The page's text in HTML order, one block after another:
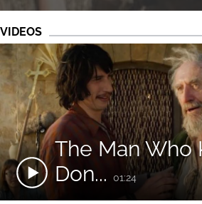
VIDEOS
The Man Who
Don...
01:24